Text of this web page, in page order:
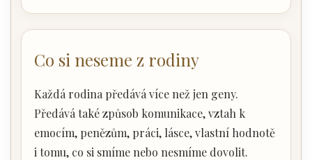
Co si neseme z rodiny
Každá rodina předává více než jen geny.
Předává také způsob komunikace, vztah k
emocím, penězům, práci, lásce, vlastní hodnotě
i tomu, co si smíme nebo nesmíme dovolit.